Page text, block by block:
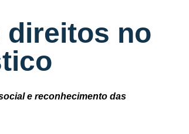
direitos no
e reconhecimento das